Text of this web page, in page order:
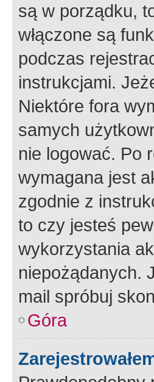
są w porządku,
włączone są
podczas
instrukcjami.
Niektóre fora
samych
nie logować. Po
wymagana jest
zgodnie z
to czy jesteś
wykorzystania
niepożądanych.
mail spróbuj
Góra